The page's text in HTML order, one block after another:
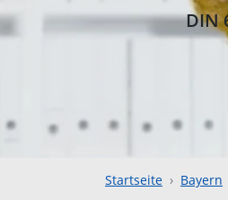
DIN
Startseite Bayern